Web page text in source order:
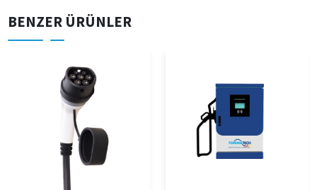
BENZER ÜRÜNLER